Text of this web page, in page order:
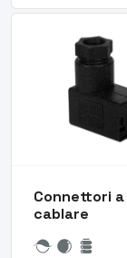
Connettori a
cablare